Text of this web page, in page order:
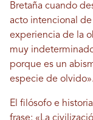
Bretaña cuando
acto intencional
experiencia de la
muy
porque es un
especie de olvido».
El filósofo e
frase: «La